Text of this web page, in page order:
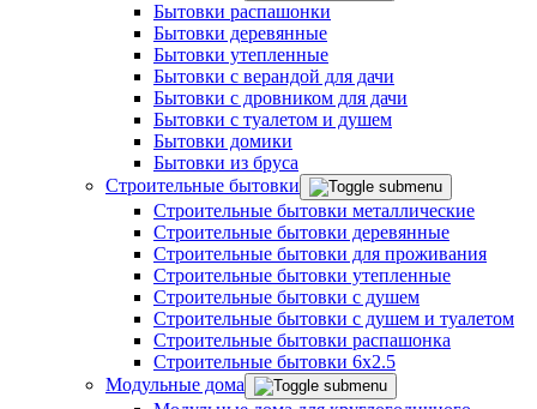
Бытовки распашонки
Бытовки деревянные
Бытовки утепленные
Бытовки с верандой для дачи
Бытовки с дровником для дачи
Бытовки с туалетом и душем
Бытовки домики
Бытовки из бруса
Строительные бытовки
Строительные бытовки металлические
Строительные бытовки деревянные
Строительные бытовки для проживания
Строительные бытовки утепленные
Строительные бытовки с душем
Строительные бытовки с душем и туалетом
Строительные бытовки распашонка
Строительные бытовки 6x2.5
Модульные дома